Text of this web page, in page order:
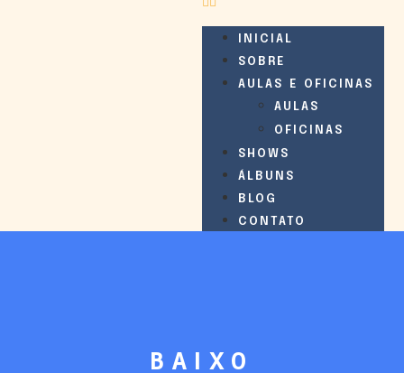
INICIAL
SOBRE
AULAS E OFICINAS
AULAS
OFICINAS
SHOWS
ÁLBUNS
BLOG
CONTATO
BAIXO